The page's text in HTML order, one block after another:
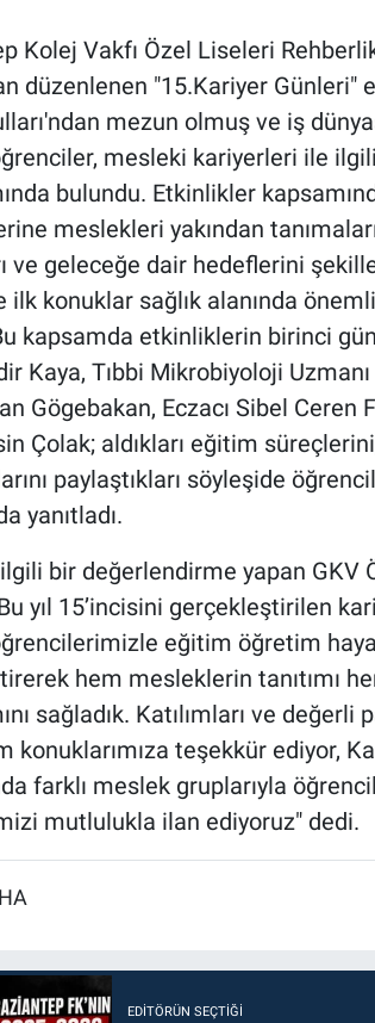
Kolej Vakfı Özel Liseleri
düzenlenen "15.Kariyer
mezun olmuş ve iş
mesleki kariyerleri ile
bulundu. Etkinlikler
meslekleri yakından
ve geleceğe dair hedeflerini
ilk konuklar sağlık alanında
kapsamda etkinliklerin birinci
Kaya, Tıbbi Mikrobiyoloji
Gögebakan, Eczacı Sibel Ceren
Çolak; aldıkları eğitim
paylaştıkları söyleşide
yanıtladı.
bir değerlendirme yapan GKV
yıl 15’incisini gerçekleştirilen
eğitim öğretim
hem mesleklerin tanıtımı
sağladık. Katılımları ve
konuklarımıza teşekkür ediyor,
farklı meslek gruplarıyla
mutlulukla ilan ediyoruz" dedi.
EDITÖRÜN SEÇTIĞI